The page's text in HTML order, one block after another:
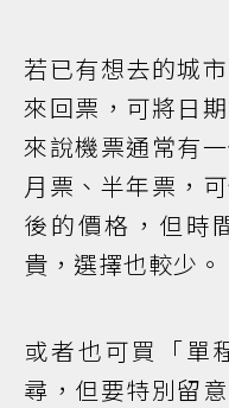
若已有想去的城
來回票，可將日
來說機票通常有
月票、半年票，
後的價格，但時
貴，選擇也較少。
或者也可買「單
尋，但要特別留